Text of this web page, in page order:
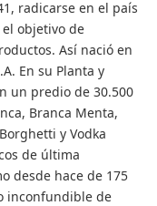
radicarse en el país
objetivo de
Así nació en
En su Planta y
un predio de 30.500
Branca Menta,
y Vodka
de última
desde hace de 175
inconfundible de